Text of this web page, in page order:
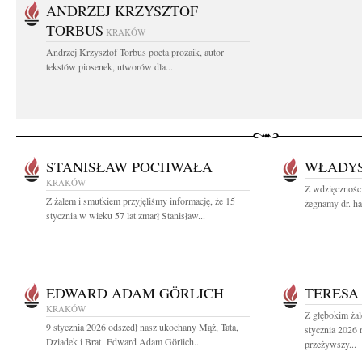
ANDRZEJ KRZYSZTOF
TORBUS KRAKÓW
Andrzej Krzysztof Torbus poeta prozaik, autor
tekstów piosenek, utworów dla...
STANISŁAW POCHWAŁA
KRAKÓW
Z żalem i smutkiem przyjęliśmy informację, że 15
stycznia w wieku 57 lat zmarł Stanisław...
Z
żegnamy dr.
EDWARD ADAM GÖRLICH
KRAKÓW
9 stycznia 2026 odszedł nasz ukochany Mąż, Tata,
Dziadek i Brat Edward Adam Görlich...
Z głębokim
stycznia 2026
przeżywszy...